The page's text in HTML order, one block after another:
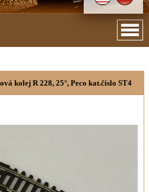
kolej R 228, 25°, Peco kat.číslo ST4